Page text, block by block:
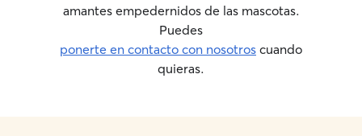
amantes empedernidos de las mascotas.
Puedes
ponerte en contacto con nosotros cuando
quieras.